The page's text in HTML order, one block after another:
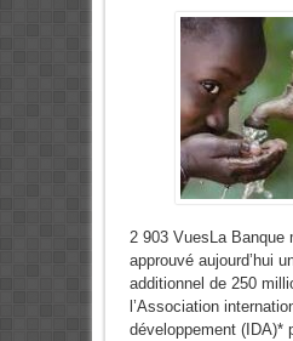
2 903 VuesLa Banque
approuvé aujourd’hui
additionnel de 250
l’Association
développement (IDA)*